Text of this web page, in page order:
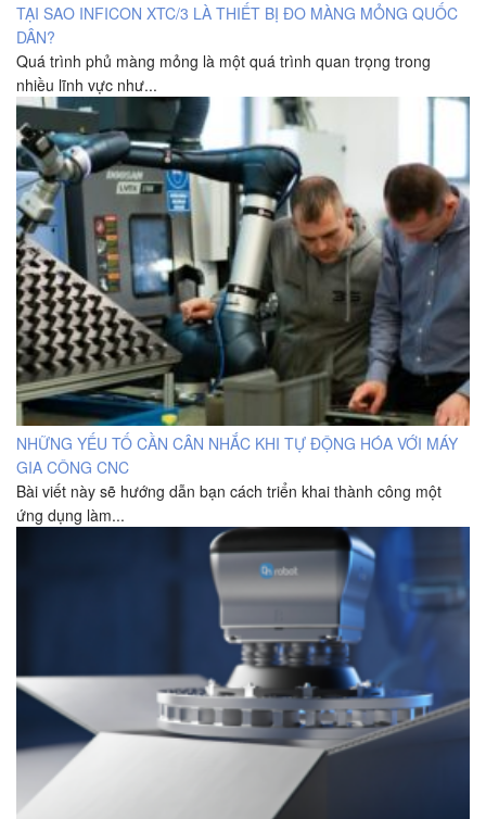
TẠI SAO INFICON XTC/3 LÀ THIẾT BỊ ĐO MÀNG MỎNG QUỐC
DÂN?
Quá trình phủ màng mỏng là một quá trình quan trọng trong
nhiều lĩnh vực như...
NHỮNG YẾU TỐ CẦN CÂN NHẮC KHI TỰ ĐỘNG HÓA VỚI MÁY
GIA CÔNG CNC
Bài viết này sẽ hướng dẫn bạn cách triển khai thành công một
ứng dụng làm...